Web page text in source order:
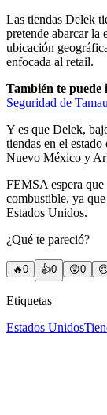
Las tiendas Delek
pretende abarcar la
ubicación
enfocada al retail.
También te puede
Seguridad de
Y es que Delek,
tiendas en el
Nuevo México y
FEMSA espera
combustible, ya
Estados Unidos.
¿Qué te pareció?
🔥0 👍0 😲0
Etiquetas
Estados Unidos